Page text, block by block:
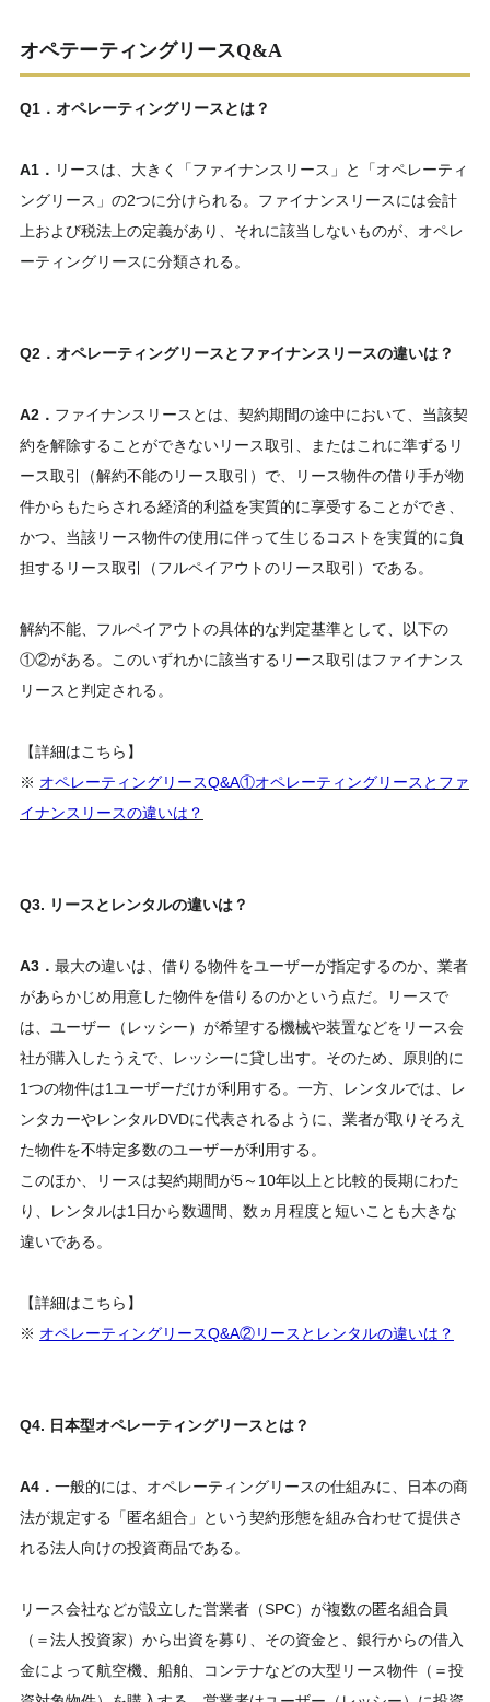
オペテーティングリースQ&A
Q1．オペレーティングリースとは？
A1． リースは、大きく「ファイナンスリース」と「オペレーティ
ングリース」の2つに分けられる。ファイナンスリースには会計
上および税法上の定義があり、それに該当しないものが、オペレ
ーティングリースに分類される。
Q2．オペレーティングリースとファイナンスリースの違いは？
A2． ファイナンスリースとは、契約期間の途中において、当該契
約を解除することができないリース取引、またはこれに準ずるリ
ース取引（解約不能のリース取引）で、リース物件の借り手が物
件からもたらされる経済的利益を実質的に享受することができ、
かつ、当該リース物件の使用に伴って生じるコストを実質的に負
担するリース取引（フルペイアウトのリース取引）である。
解約不能、フルペイアウトの具体的な判定基準として、以下の
①②がある。このいずれかに該当するリース取引はファイナンス
リースと判定される。
【詳細はこちら】
※ オペレーティングリースQ&A①オペレーティングリースとファ
イナンスリースの違いは？
Q3. リースとレンタルの違いは？
A3． 最大の違いは、借りる物件をユーザーが指定するのか、業者
があらかじめ用意した物件を借りるのかという点だ。リースで
は、ユーザー（レッシー）が希望する機械や装置などをリース会
社が購入したうえで、レッシーに貸し出す。そのため、原則的に
1つの物件は1ユーザーだけが利用する。一方、レンタルでは、レ
ンタカーやレンタルDVDに代表されるように、業者が取りそろえ
た物件を不特定多数のユーザーが利用する。
このほか、リースは契約期間が5～10年以上と比較的長期にわた
り、レンタルは1日から数週間、数ヵ月程度と短いことも大きな
違いである。
【詳細はこちら】
※ オペレーティングリースQ&A②リースとレンタルの違いは？
Q4. 日本型オペレーティングリースとは？
A4． 一般的には、オペレーティングリースの仕組みに、日本の商
法が規定する「匿名組合」という契約形態を組み合わせて提供さ
れる法人向けの投資商品である。
リース会社などが設立した営業者（SPC）が複数の匿名組合員
（＝法人投資家）から出資を募り、その資金と、銀行からの借入
金によって航空機、船舶、コンテナなどの大型リース物件（＝投